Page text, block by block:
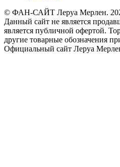
© ФАН-САЙТ Леруа Мерлен.
Данный сайт не является
является публичной офертой.
другие товарные обозначения
Официальный сайт Леруа